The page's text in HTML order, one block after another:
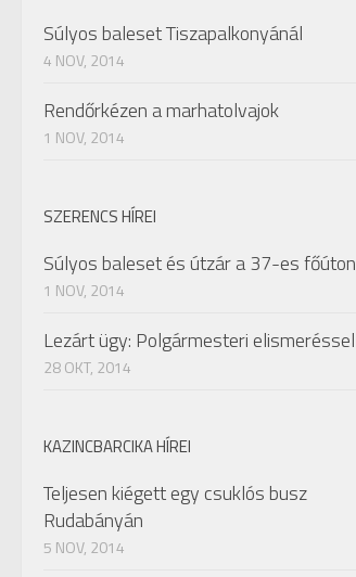
Súlyos baleset Tiszapalkonyánál
4 NOV, 2014
Rendőrkézen a marhatolvajok
1 NOV, 2014
SZERENCS HÍREI
Súlyos baleset és útzár a 37-es főúton
1 NOV, 2014
Lezárt ügy: Polgármesteri elismeréssel
28 OKT, 2014
KAZINCBARCIKA HÍREI
Teljesen kiégett egy csuklós busz
Rudabányán
5 NOV, 2014